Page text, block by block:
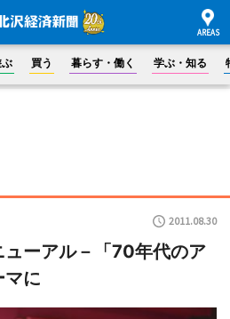
ぶ 買う 暮らす・働く 学ぶ・知る
2011.08.30
ーアル－「70年代のア
マに